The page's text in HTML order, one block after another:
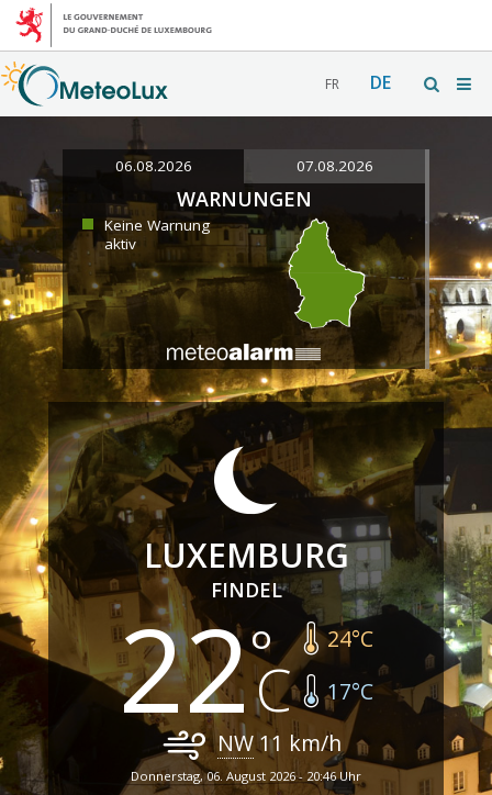
FR DE
06.08.2026 07.08.2026
WARNUNGEN
Keine Warnung
aktiv
LUXEMBURG
FINDEL
22 24°C
17°C
NW11 km/h
Donnerstag, 06. August 2026 - 20:46 Uhr